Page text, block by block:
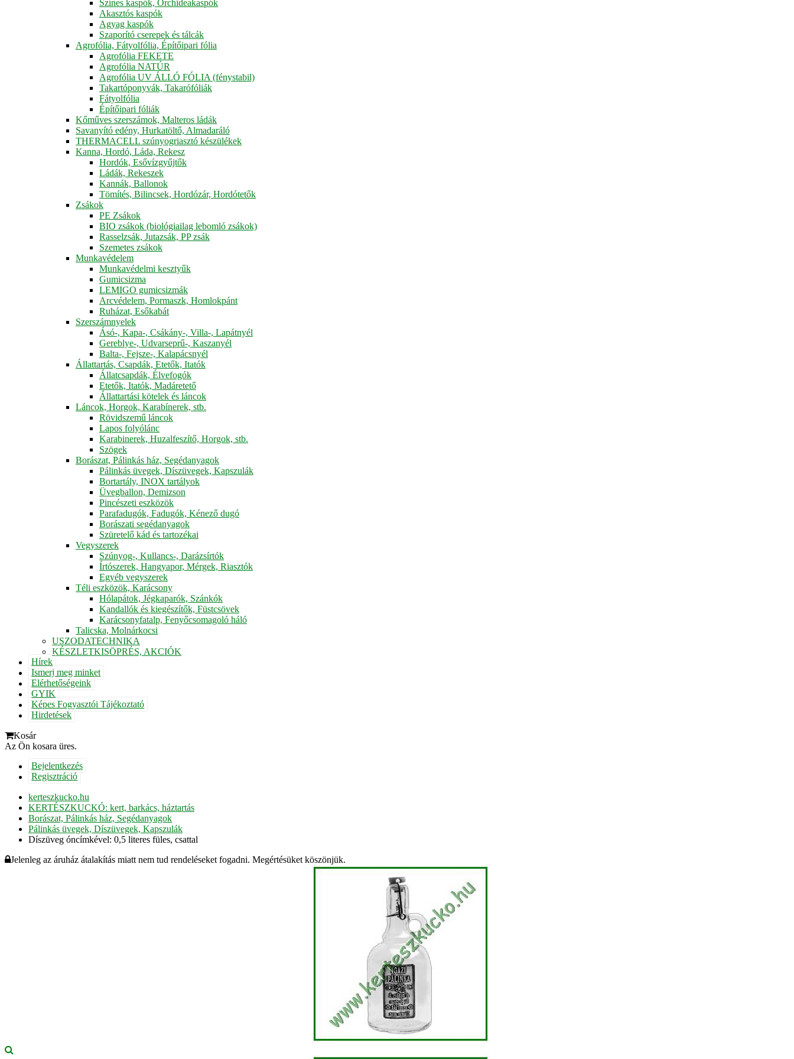
Színes kaspók, Orchideakaspók
Akasztós kaspók
Agyag kaspók
Szaporító cserepek és tálcák
Agrofólia, Fátyolfólia, Építőipari fólia
Agrofólia FEKETE
Agrofólia NATÚR
Agrofólia UV ÁLLÓ FÓLIA (fénystabil)
Takartóponyvák, Takarófóliák
Fátyolfólia
Építőipari fóliák
Kőműves szerszámok, Malteros ládák
Savanyító edény, Hurkatöltő, Almadaráló
THERMACELL szúnyogriasztó készülékek
Kanna, Hordó, Láda, Rekesz
Hordók, Esővízgyűjtők
Ládák, Rekeszek
Kannák, Ballonok
Tömítés, Bilincsek, Hordózár, Hordótetők
Zsákok
PE Zsákok
BIO zsákok (biológiailag lebomló zsákok)
Rasselzsák, Jutazsák, PP zsák
Szemetes zsákok
Munkavédelem
Munkavédelmi kesztyűk
Gumicsizma
LEMIGO gumicsizmák
Arcvédelem, Pormaszk, Homlokpánt
Ruházat, Esőkabát
Szerszámnyelek
Ásó-, Kapa-, Csákány-, Villa-, Lapátnyél
Gereblye-, Udvarseprű-, Kaszanyél
Balta-, Fejsze-, Kalapácsnyél
Állattartás, Csapdák, Etetők, Itatók
Állatcsapdák, Élvefogók
Etetők, Itatók, Madáretető
Állattartási kötelek és láncok
Láncok, Horgok, Karabínerek, stb.
Rövidszemű láncok
Lapos folyólánc
Karabinerek, Huzalfeszítő, Horgok, stb.
Szögek
Borászat, Pálinkás ház, Segédanyagok
Pálinkás üvegek, Díszüvegek, Kapszulák
Bortartály, INOX tartályok
Üvegballon, Demizson
Pincészeti eszközök
Parafadugók, Fadugók, Kénező dugó
Borászati segédanyagok
Szüretelő kád és tartozékai
Vegyszerek
Szúnyog-, Kullancs-, Darázsírtók
Írtószerek, Hangyapor, Mérgek, Riasztók
Egyéb vegyszerek
Téli eszközök, Karácsony
Hólapátok, Jégkaparók, Szánkók
Kandallók és kiegészítők, Füstcsövek
Karácsonyfatalp, Fenyőcsomagoló háló
Talicska, Molnárkocsi
USZODATECHNIKA
KÉSZLETKISÖPRÉS, AKCIÓK
Hírek
Ismerj meg minket
Elérhetőségeink
GYIK
Képes Fogyasztói Tájékoztató
Hirdetések
Kosár
Az Ön kosara üres.
Bejelentkezés
Regisztráció
kerteszkucko.hu
KERTÉSZKUCKÓ: kert, barkács, háztartás
Borászat, Pálinkás ház, Segédanyagok
Pálinkás üvegek, Díszüvegek, Kapszulák
Díszüveg óncímkével: 0,5 literes füles, csattal
Jelenleg az áruház átalakítás miatt nem tud rendeléseket fogadni. Megértésüket köszönjük.